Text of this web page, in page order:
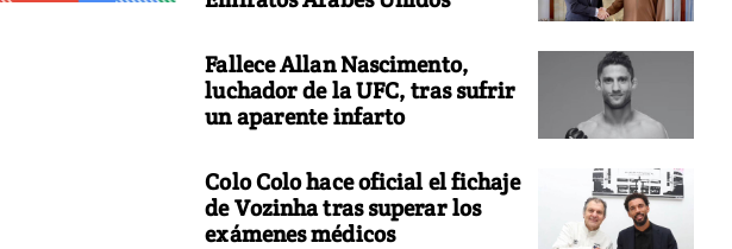
Fallece Allan Nascimento,
luchador de la UFC, tras sufrir
un aparente infarto
Colo Colo hace oficial el fichaje
de Vozinha tras superar los
exámenes médicos